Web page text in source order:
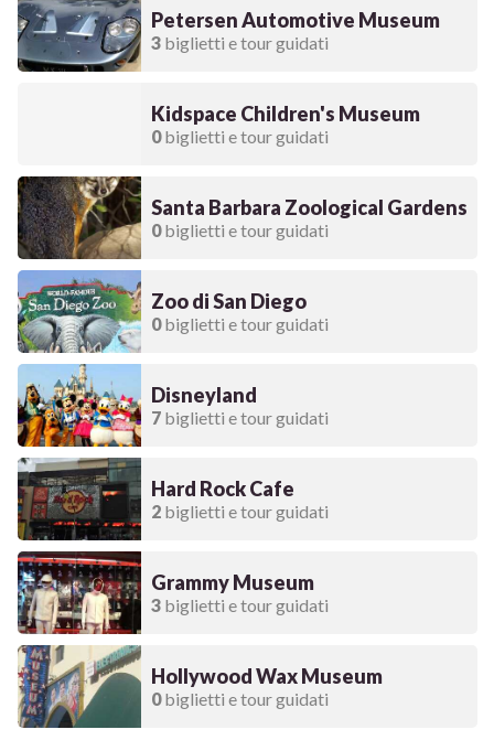
Petersen Automotive Museum
3biglietti e tour guidati
Kidspace Children's Museum
0biglietti e tour guidati
Santa Barbara Zoological Gardens
0biglietti e tour guidati
Zoo di San Diego
0biglietti e tour guidati
Disneyland
7biglietti e tour guidati
Hard Rock Cafe
2biglietti e tour guidati
Grammy Museum
3biglietti e tour guidati
Hollywood Wax Museum
0biglietti e tour guidati